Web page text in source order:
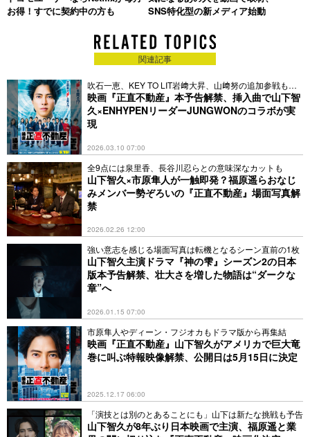
お得！すでに契約中の方も
SNS特化型の新メディア始動
関連記事
吹石一恵、KEY TO LIT岩﨑大昇、山﨑努の追加参戦も決
定
映画『正直不動産』本予告解禁、挿入曲で山下智
久×ENHYPENリーダーJUNGWONのコラボが実
現
2026.03.10 07:00
全9点には泉里香、長谷川忍らとの意味深なカットも
山下智久×市原隼人が一触即発？福原遥らおなじ
みメンバー勢ぞろいの『正直不動産』場面写真解
禁
2026.02.26 12:00
強い意志を感じる場面写真は転機となるシーン直前の1枚
山下智久主演ドラマ『神の雫』シーズン2の日本
版本予告解禁、壮大さを増した物語は“ダークな
章”へ
2026.01.15 07:00
市原隼人やディーン・フジオカもドラマ版から再集結
映画『正直不動産』山下智久がアメリカで巨大竜
巻に叫ぶ特報映像解禁、公開日は5月15日に決定
2025.12.17 06:00
「演技とは別のとあることにも」山下は新たな挑戦も予告
山下智久が8年ぶり日本映画で主演、福原遥と業